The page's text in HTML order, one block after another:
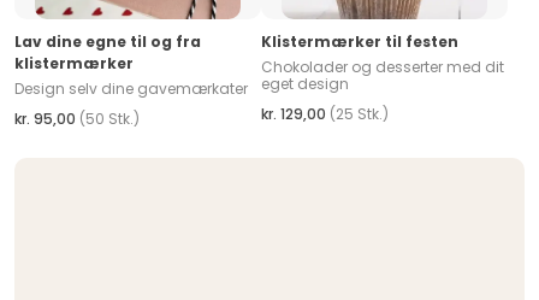
Lav dine egne til og fra
klistermærker
Design selv dine gavemærkater
kr. 95,00 (50 Stk.)
Klistermærker til festen
Chokolader og desserter med dit
eget design
kr. 129,00 (25 Stk.)